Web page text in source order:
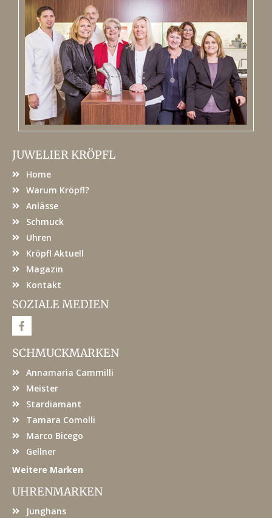
JUWELIER KRÖPFL
Home
Warum Kröpfl?
Anlässe
Schmuck
Uhren
Kröpfl Aktuell
Magazin
Kontakt
SOZIALE MEDIEN
F
a
e
b
o
SCHMUCKMARKEN
Annamaria Cammilli
Meister
Stardiamant
Tamara Comolli
Marco Bicego
Gellner
Weitere Marken
UHRENMARKEN
Junghans